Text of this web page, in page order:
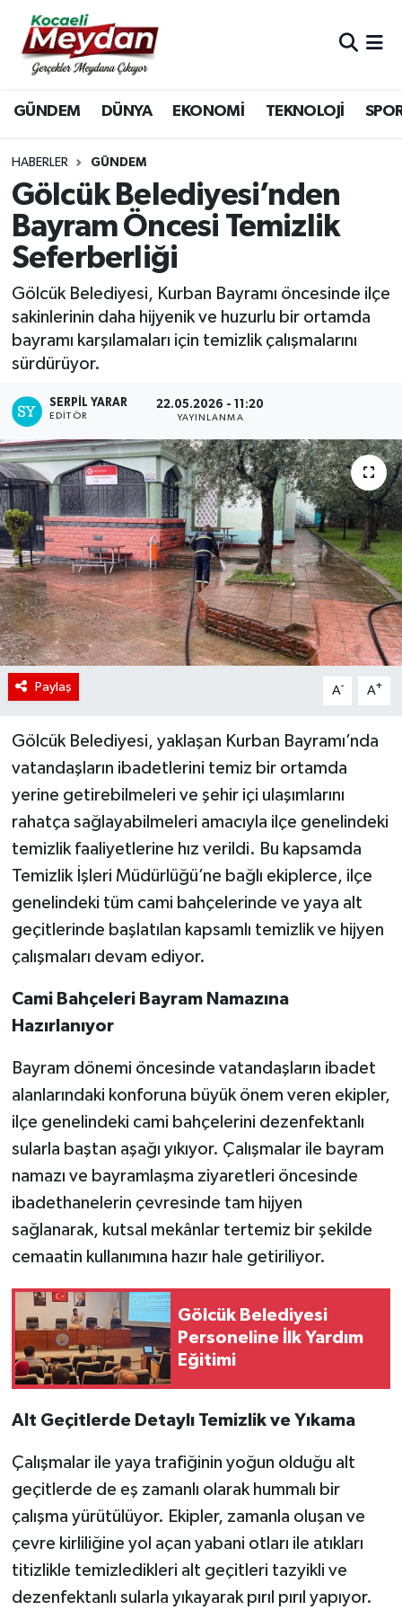
GÜNDEM DÜNYA EKONOMİ TEKNOLOJİ
HABERLER GÜNDEM
Gölcük Belediyesi’nden
Bayram Öncesi Temizlik
Seferberliği
Gölcük Belediyesi, Kurban Bayramı öncesinde ilçe
sakinlerinin daha hijyenik ve huzurlu bir ortamda
bayramı karşılamaları için temizlik çalışmalarını
sürdürüyor.
SERPİL YARAR
EDITÖR
22.05.2026 - 11:20
YAYINLANMA
Paylaş A- A+
Gölcük Belediyesi, yaklaşan Kurban Bayramı’nda
vatandaşların ibadetlerini temiz bir ortamda
yerine getirebilmeleri ve şehir içi ulaşımlarını
rahatça sağlayabilmeleri amacıyla ilçe genelindeki
temizlik faaliyetlerine hız verildi. Bu kapsamda
Temizlik İşleri Müdürlüğü’ne bağlı ekiplerce, ilçe
genelindeki tüm cami bahçelerinde ve yaya alt
geçitlerinde başlatılan kapsamlı temizlik ve hijyen
çalışmaları devam ediyor.
Cami Bahçeleri Bayram Namazına
Hazırlanıyor
Bayram dönemi öncesinde vatandaşların ibadet
alanlarındaki konforuna büyük önem veren ekipler,
ilçe genelindeki cami bahçelerini dezenfektanlı
sularla baştan aşağı yıkıyor. Çalışmalar ile bayram
namazı ve bayramlaşma ziyaretleri öncesinde
ibadethanelerin çevresinde tam hijyen
sağlanarak, kutsal mekânlar tertemiz bir şekilde
cemaatin kullanımına hazır hale getiriliyor.
Gölcük Belediyesi
Personeline İlk Yardım
Eğitimi
Alt Geçitlerde Detaylı Temizlik ve Yıkama
Çalışmalar ile yaya trafiğinin yoğun olduğu alt
geçitlerde de eş zamanlı olarak hummalı bir
çalışma yürütülüyor. Ekipler, zamanla oluşan ve
çevre kirliliğine yol açan yabani otları ile atıkları
titizlikle temizledikleri alt geçitleri tazyikli ve
dezenfektanlı sularla yıkayarak pırıl pırıl yapıyor.
Nöbetçi Eczaneler
Hava Durumu
Trafik Durumu
Süper Lig Puan Durumu ve Fikstür
Tüm Manşetler
Son Dakika Haberleri
Haber Arşivi